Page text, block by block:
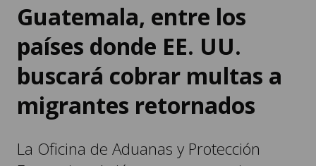
Guatemala, entre los
países donde EE. UU.
buscará cobrar multas a
migrantes retornados
La Oficina de Aduanas y Protección